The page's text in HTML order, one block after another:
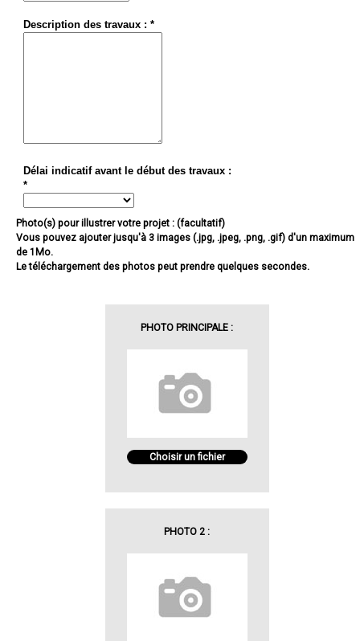
Description des travaux : *
Délai indicatif avant le début des travaux :
*
Photo(s) pour illustrer votre projet : (facultatif)
Vous pouvez ajouter jusqu'à 3 images (.jpg, .jpeg, .png, .gif) d'un maximum
de 1Mo.
Le téléchargement des photos peut prendre quelques secondes.
PHOTO PRINCIPALE :
Choisir un fichier
PHOTO 2 :